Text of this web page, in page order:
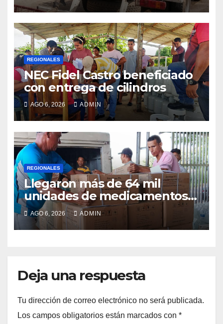
REGIONALES
NEC Fidel Castro beneficiado
con entrega de cilindros
AGO 6, 2026 ADMIN
REGIONALES
Llegaron más de 64 mil
unidades de medicamentos e
insumos
AGO 6, 2026 ADMIN
Deja una respuesta
Tu dirección de correo electrónico no será publicada.
Los campos obligatorios están marcados con *